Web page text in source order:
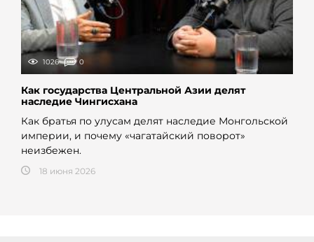
1026 0
Как государства Центральной Азии делят
наследие Чингисхана
Как братья по улусам делят наследие Монгольской
империи, и почему «чагатайский поворот»
неизбежен.
18 июня 2026